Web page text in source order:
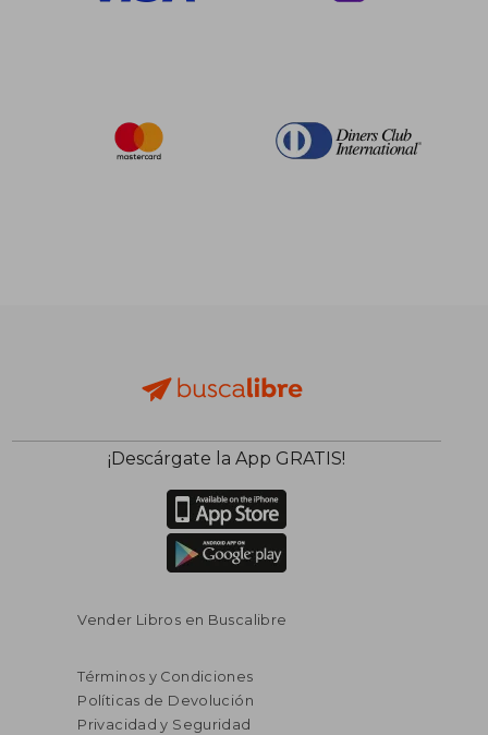
45%
$ 26.28
45%
dcto.
¡Descárgate la App GRATIS!
Vender Libros en Buscalibre
Términos y Condiciones
Políticas de Devolución
Privacidad y Seguridad